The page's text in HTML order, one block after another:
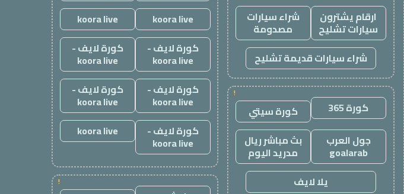
ارقام يشترون
سيارات تشليح
شراء سيارات
مصدومة
شراء سيارات قديمة تشليح
!
كورة 365
كورة سيتي
جول العرب
goalarab
بث مباشر ريال
مدريد اليوم
يلا لايف
koora live
koora live
كورة لايف -
koora live
كورة لايف -
koora live
كورة لايف -
koora live
كورة لايف -
koora live
كورة لايف -
koora live
koora live
!